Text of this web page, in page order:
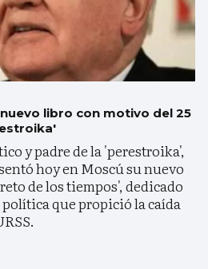
libro con motivo del 25
y padre de la 'perestroika',
hoy en Moscú su nuevo
de los tiempos', dedicado
que propició la caída